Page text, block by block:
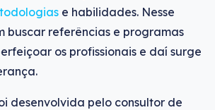
e habilidades. Nesse
buscar referências e programas
os profissionais e daí surge
desenvolvida pelo consultor de